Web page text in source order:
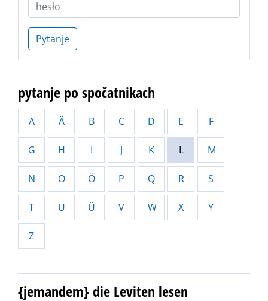
Pytanje
pytanje po spočatnikach
A Ä B C D E F
G H I J K L M
N O Ö P Q R S
T U Ü V W X Y
Z
{jemandem} die Leviten lesen